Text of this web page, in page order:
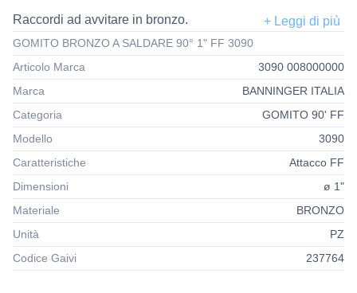
Raccordi ad avvitare in bronzo.
Disponibili da 1/4 a 2 pollici.
Realizzati secondo BSEN 1254-4.
Le filettature sono realizzate secondo EN 10226 e DIN ISO
228.
Idonei per accoppiamento con elementi secondo
EN12165,CW617N, EN12164 e CW617N.
Resistenti alla corrosione.
Immuni alla dezincificazione.
GOMITO BRONZO A SALDARE 90° 1" FF 3090
Articolo Marca
3090 008000000
Marca
BANNINGER ITALIA
Categoria
GOMITO 90' FF
Modello
3090
Caratteristiche
Attacco FF
Dimensioni
ø 1"
Materiale
BRONZO
Unità
PZ
Codice Gaivi
237764